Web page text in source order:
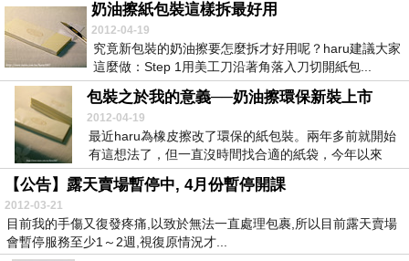
奶油擦紙包裝這樣拆最好用
2012-04-19
究竟新包裝的奶油擦要怎麼拆才好用呢？haru建議大家
這麼做：Step 1用美工刀沿著角落入刀切開紙包...
包裝之於我的意義──奶油擦環保新裝上市
2012-04-19
最近haru為橡皮擦改了環保的紙包裝。兩年多前就開始
有這想法了，但一直沒時間找合適的紙袋，今年以來
健...
【公告】露天賣場暫停中, 4月份暫停開課
2012-03-21
目前我的手傷又復發疼痛,以致於無法一直處理包裹,所以目前露天賣場
會暫停服務至少1～2週,視復原情況才...